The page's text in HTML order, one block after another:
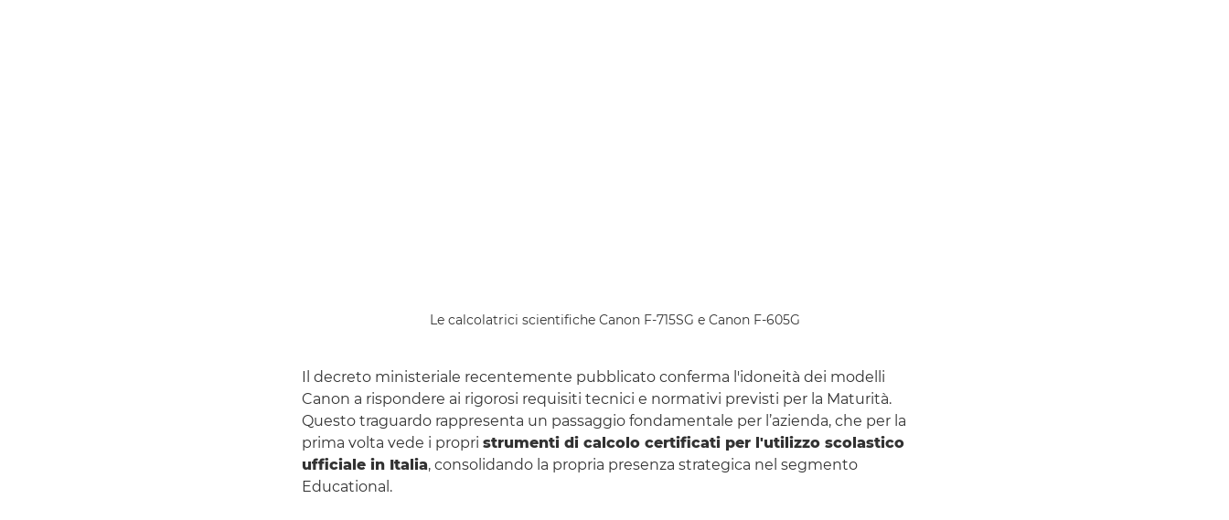
Le calcolatrici scientifiche Canon F-715SG e Canon F-605G
Il decreto ministeriale recentemente pubblicato conferma l'idoneità dei modelli
Canon a rispondere ai rigorosi requisiti tecnici e normativi previsti per la Maturità.
Questo traguardo rappresenta un passaggio fondamentale per l’azienda, che per la
prima volta vede i propri strumenti di calcolo certificati per l'utilizzo scolastico
ufficiale in Italia, consolidando la propria presenza strategica nel segmento
Educational.